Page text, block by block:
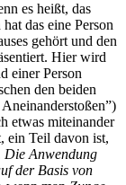
es heißt, das
das eine Person
gehört und den
Hier wird
einer Person
den beiden
etwas miteinander
ein Teil davon ist,
Die Anwendung
der Basis von